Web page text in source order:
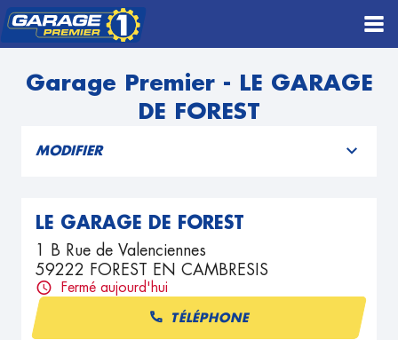
Garage Premier - LE GARAGE
DE FOREST
MODIFIER
LE GARAGE DE FOREST
1 B Rue de Valenciennes
59222 FOREST EN CAMBRESIS
Fermé aujourd'hui
TÉLÉPHONE